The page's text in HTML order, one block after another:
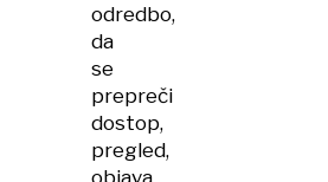
odredbo,
da
se
prepreči
dostop,
pregled,
objava,